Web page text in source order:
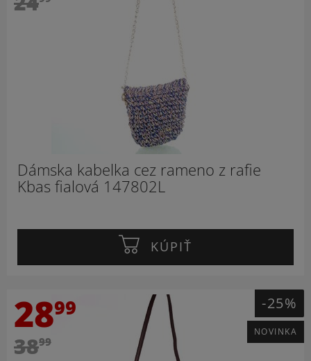
Dámska kabelka cez rameno z rafie
Kbas fialová 147802L
KÚPIŤ
2899
3899
-25%
NOVINKA